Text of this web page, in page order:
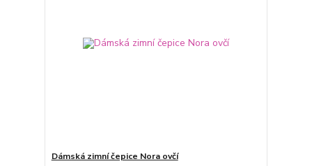
Dámská zimní čepice Nora ovčí